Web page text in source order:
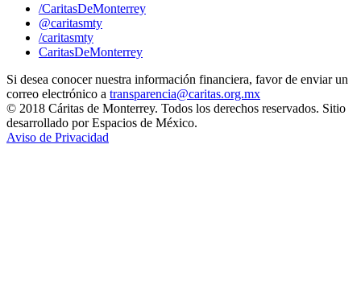
/CaritasDeMonterrey
@caritasmty
/caritasmty
CaritasDeMonterrey
Si desea conocer nuestra información financiera, favor de enviar un
correo electrónico a transparencia@caritas.org.mx
© 2018 Cáritas de Monterrey. Todos los derechos reservados. Sitio
desarrollado por Espacios de México.
Aviso de Privacidad